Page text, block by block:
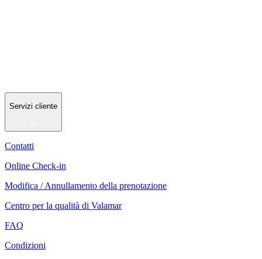
Servizi cliente
Contatti
Online Check-in
Modifica / Annullamento della prenotazione
Centro per la qualità di Valamar
FAQ
Condizioni